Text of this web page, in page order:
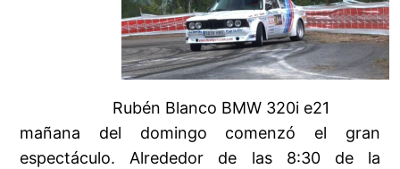
Rubén Blanco BMW 320i e21
mañana del domingo comenzó el gran
espectáculo. Alrededor de las 8:30 de la